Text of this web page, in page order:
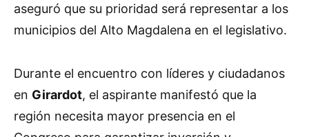
aseguró que su prioridad será representar a los
municipios del Alto Magdalena en el legislativo.
Durante el encuentro con líderes y ciudadanos
en Girardot, el aspirante manifestó que la
región necesita mayor presencia en el